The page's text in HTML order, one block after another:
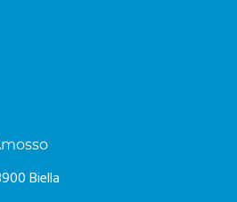
Biella